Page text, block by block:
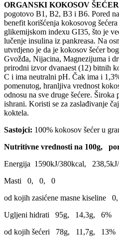
ORGANSKI KOKOSOV ŠEĆER
pogotovo B1, B2, B3 i B6. Pored
benefit korišćenja kokosovog
glikemijskom indexu GI35, što je
lučenje insulina iz pankreasa. Na
utvrdjeno je da je kokosov šećer
Gvožđa, Nijacina, Magnezijuma i
prirodni izvor dvanaest (12) bitnih
C i ima neutralni pH. Čak ima i
pomenutog, hranljiva vrednost
odnosu na sve druge šećere. Široka
ishrani. Koristi se za zaslađivanje
koktela.
Sastojci: 100% kokosov šećer u
Nutritivne vrednosti na 100g,
Energija 1590kJ/380kcal,
Masti 0, 0, 0
od kojih zasićene masne kiseline
Ugljeni hidrati 95g, 14,3g, 6%
od kojih šećeri 78g, 11,7g, 13%